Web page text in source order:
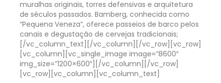
muralhas originais, torres defensivas e arquitetura
de séculos passados. Bamberg, conhecida como
“Pequena Veneza”, oferece passeios de barco pelos
canais e degustação de cervejas tradicionais;
[/vc_column_text][/vc_column][/vc_row][vc_row]
[vc_column][vc_single_image image=”8600″
img_size=”1200×600″][/vc_column][/vc_row]
[vc_row][vc_column][vc_column_text]